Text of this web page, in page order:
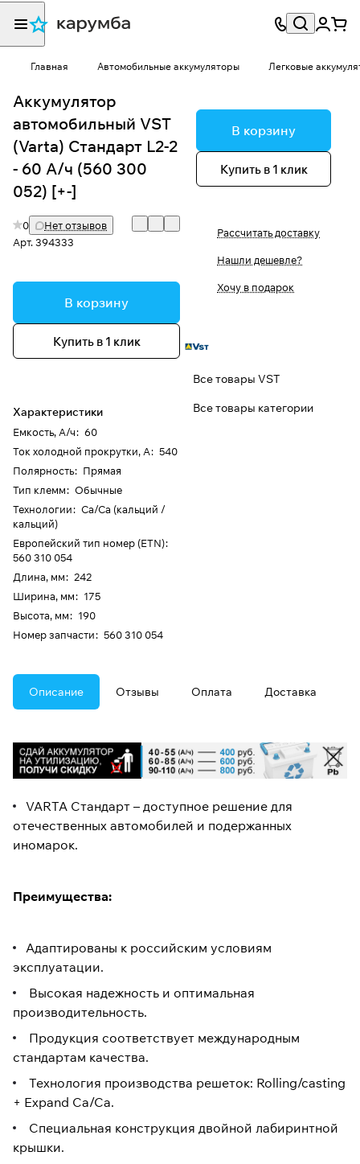
Главная Автомобильные аккумуляторы Легковые
Аккумулятор
автомобильный VST
(Varta) Стандарт L2-2
- 60 А/ч (560 300
052) [+-]
0
Нет отзывов
Арт.394333
В корзину
Купить в 1 клик
Характеристики
Емкость, А/ч: 60
Ток холодной прокрутки, А: 540
Полярность: Прямая
Тип клемм: Обычные
Технологии: Ca/Ca (кальций /
кальций)
Европейский тип номер (ETN):
560 310 054
Длина, мм: 242
Ширина, мм: 175
Высота, мм: 190
Номер запчасти: 560 310 054
В корзину
Купить в 1 клик
Рассчитать доставку
Нашли дешевле?
Хочу в подарок
Все товары VST
Все товары категории
Описание Отзывы Оплата Доставка
VARTA Стандарт – доступное решение для
отечественных автомобилей и подержанных
иномарок.
Преимущества:
Адаптированы к российским условиям
эксплуатации.
Высокая надежность и оптимальная
производительность.
Продукция соответствует международным
стандартам качества.
Технология производства решеток: Rolling/casting
+ Expand Ca/Ca.
Специальная конструкция двойной лабиринтной
крышки.